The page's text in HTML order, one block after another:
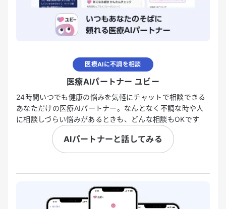
医療AIに不調を相談
医療AIパートナー ユビー
24時間いつでも健康の悩みを気軽にチャットで相談できる
あなただけの医療AIパートナー。なんとなく不調な時や人
に相談しづらい悩みがあるときも、どんな相談もOKです
AIパートナーと話してみる